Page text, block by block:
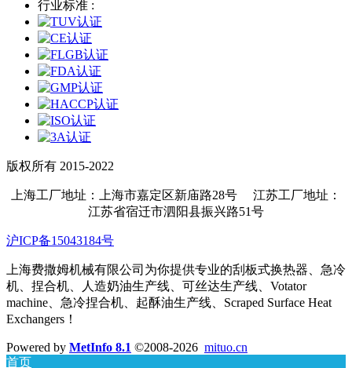
行业标准 :
版权所有 2015-2022
上海工厂地址：上海市嘉定区新庙路28号 江苏工厂地址：
江苏省宿迁市泗阳县振兴路51号
沪ICP备15043184号
上海费撒姆机械有限公司为你提供专业的刮板式换热器、急冷
机、捏合机、人造奶油生产线、可丝达生产线、Votator
machine、急冷捏合机、起酥油生产线、Scraped Surface Heat
Exchangers！
Powered by MetInfo 8.1 ©2008-2026 mituo.cn
首页